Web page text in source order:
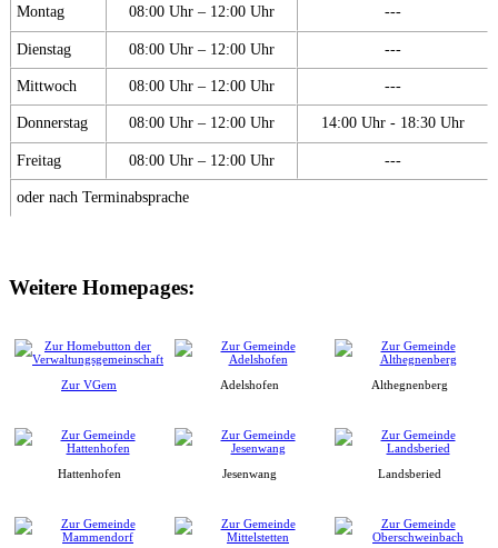
Montag 08:00 Uhr – 12:00 Uhr ---
Dienstag 08:00 Uhr – 12:00 Uhr ---
Mittwoch 08:00 Uhr – 12:00 Uhr ---
Donnerstag 08:00 Uhr – 12:00 Uhr 14:00 Uhr - 18:30 Uhr
Freitag 08:00 Uhr – 12:00 Uhr ---
oder nach Terminabsprache
Weitere Homepages:
Zur VGem Adelshofen Althegnenberg
Hattenhofen Jesenwang Landsberied